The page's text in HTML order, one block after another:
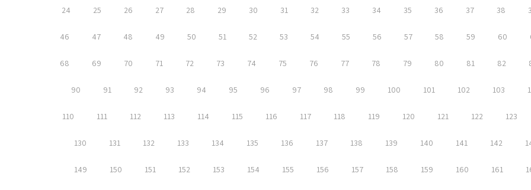
24 25 26 27 28 29 30 31 32 33 34 35 36 37 38
46 47 48 49 50 51 52 53 54 55 56 57 58 59 60
68 69 70 71 72 73 74 75 76 77 78 79 80 81 82
90 91 92 93 94 95 96 97 98 99 100 101 102 103
110 111 112 113 114 115 116 117 118 119 120 121 122 123
130 131 132 133 134 135 136 137 138 139 140 141 142
149 150 151 152 153 154 155 156 157 158 159 160 161